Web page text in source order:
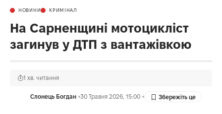
НОВИНИ КРИМІНАЛ
На Сарненщині мотоцикліст
загинув у ДТП з вантажівкою
Слонець Богдан 30 Травня 2026, 15:00
1 хв. читання